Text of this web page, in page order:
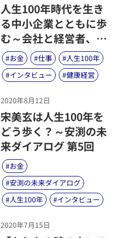
​人生100年時代を生き
る中小企業とともに歩
む～会社と経営者、従
業員が存続するために
最良の提案とサポート
を続ける使命～
#お金 #仕事 #人生100年
#インタビュー #健康経営
2020年8月12日
​宋美玄は人生100年を
どう歩く？～安渕の未
来ダイアログ 第5回
#お金
#安渕の未来ダイアログ
#人生100年 #インタビュー
2020年7月15日